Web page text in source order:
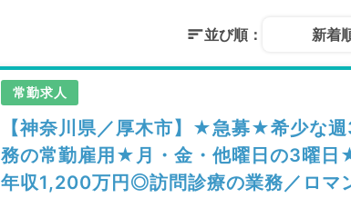
並び順： 新着
常勤求人
【神奈川県／厚木市】★急募★希少な
務の常勤雇用★月・金・他曜日の3曜日
年収1,200万円◎訪問診療の業務／ロマ